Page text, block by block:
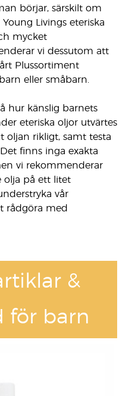
börjar, särskilt om
Livings eteriska
mycket
vi dessutom att
Plussortiment
eller småbarn.
hur känslig barnets
eteriska oljor utvärtes
oljan rikligt, samt testa
finns inga exakta
vi rekommenderar
olja på ett litet
vår
rådgöra med
&
för barn